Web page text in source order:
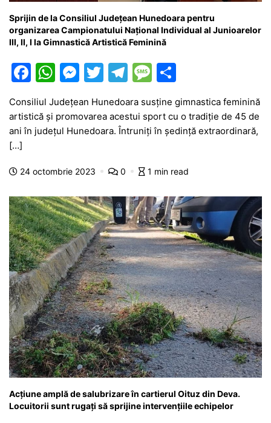
Sprijin de la Consiliul Județean Hunedoara pentru
organizarea Campionatului Național Individual al Junioarelor
III, II, I la Gimnastică Artistică Feminină
F
c
e
o
k
W
at
s
p
M
s
s
n
er
T
itt
er
T
e
gr
m
M
s
s
g
ta
je
z
Consiliul Județean Hunedoara susține gimnastica feminină
artistică și promovarea acestui sport cu o tradiție de 45 de
ani în județul Hunedoara. Întruniți în ședință extraordinară,
[…]
24 octombrie 2023 0 1 min read
Acțiune amplă de salubrizare în cartierul Oituz din Deva.
Locuitorii sunt rugați să sprijine intervențiile echipelor